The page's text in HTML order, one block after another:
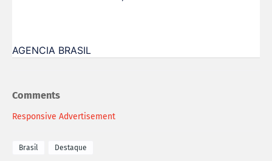
AGENCIA BRASIL
Comments
Responsive Advertisement
Brasil Destaque